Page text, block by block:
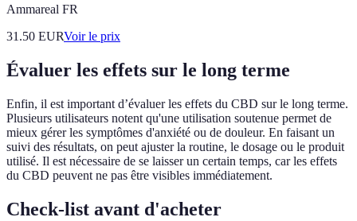
Ammareal FR
31.50 EURVoir le prix
Évaluer les effets sur le long terme
Enfin, il est important d’évaluer les effets du CBD sur le long terme.
Plusieurs utilisateurs notent qu'une utilisation soutenue permet de
mieux gérer les symptômes d'anxiété ou de douleur. En faisant un
suivi des résultats, on peut ajuster la routine, le dosage ou le produit
utilisé. Il est nécessaire de se laisser un certain temps, car les effets
du CBD peuvent ne pas être visibles immédiatement.
Check-list avant d'acheter